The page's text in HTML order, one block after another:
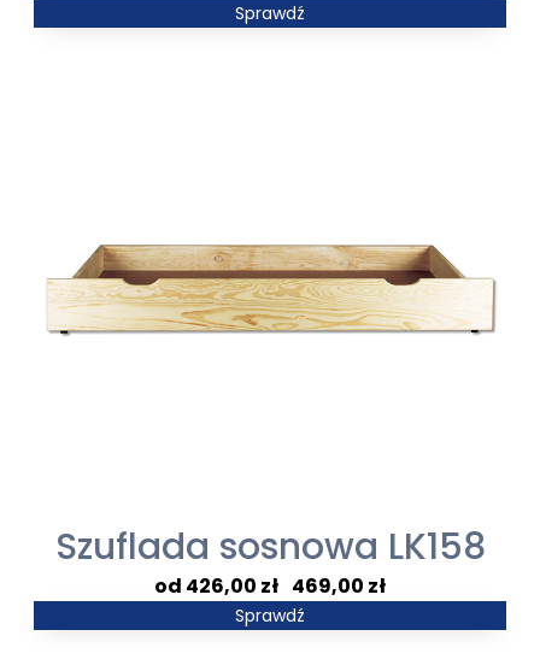
Sprawdź
Szuflada sosnowa LK158
426,00 zł 469,00 zł
Zakres
Sprawdź